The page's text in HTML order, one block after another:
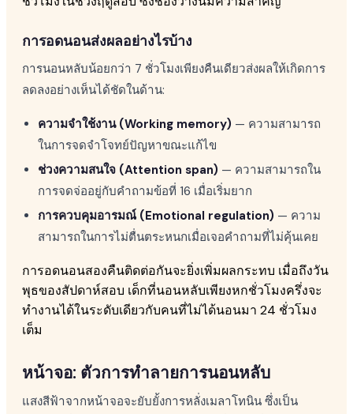
การอดนอนส่งผลอย่างไรบ้าง
การนอนหลับน้อยกว่า 7 ชั่วโมงเพียงคืนเดียวส่งผลให้เกิดการ
ลดลงอย่างเห็นได้ชัดในด้าน:
ความจำใช้งาน (Working memory) — ความสามารถ
ในการจดจำโจทย์ปัญหาขณะแก้ไข
ช่วงความสนใจ (Attention span) — ความสามารถใน
การจดจ่ออยู่กับคำถามข้อที่ 16 เมื่อเริ่มยาก
การควบคุมอารมณ์ (Emotional regulation) — ความ
สามารถในการไม่ตื่นตระหนกเมื่อเจอคำถามที่ไม่คุ้นเคย
การอดนอนสองคืนติดต่อกันจะยิ่งเพิ่มผลกระทบ เมื่อถึงวัน
พุธของสัปดาห์สอบ เด็กที่นอนหลับเพียงหกชั่วโมงครึ่งจะ
ทำงานได้ในระดับเดียวกับคนที่ไม่ได้นอนมา 24 ชั่วโมง
เต็ม
หน้าจอ: ตัวการทำลายการนอนหลับ
แสงสีฟ้าจากหน้าจอจะยับยั้งการหลั่งเมลาโทนิน ซึ่งเป็น